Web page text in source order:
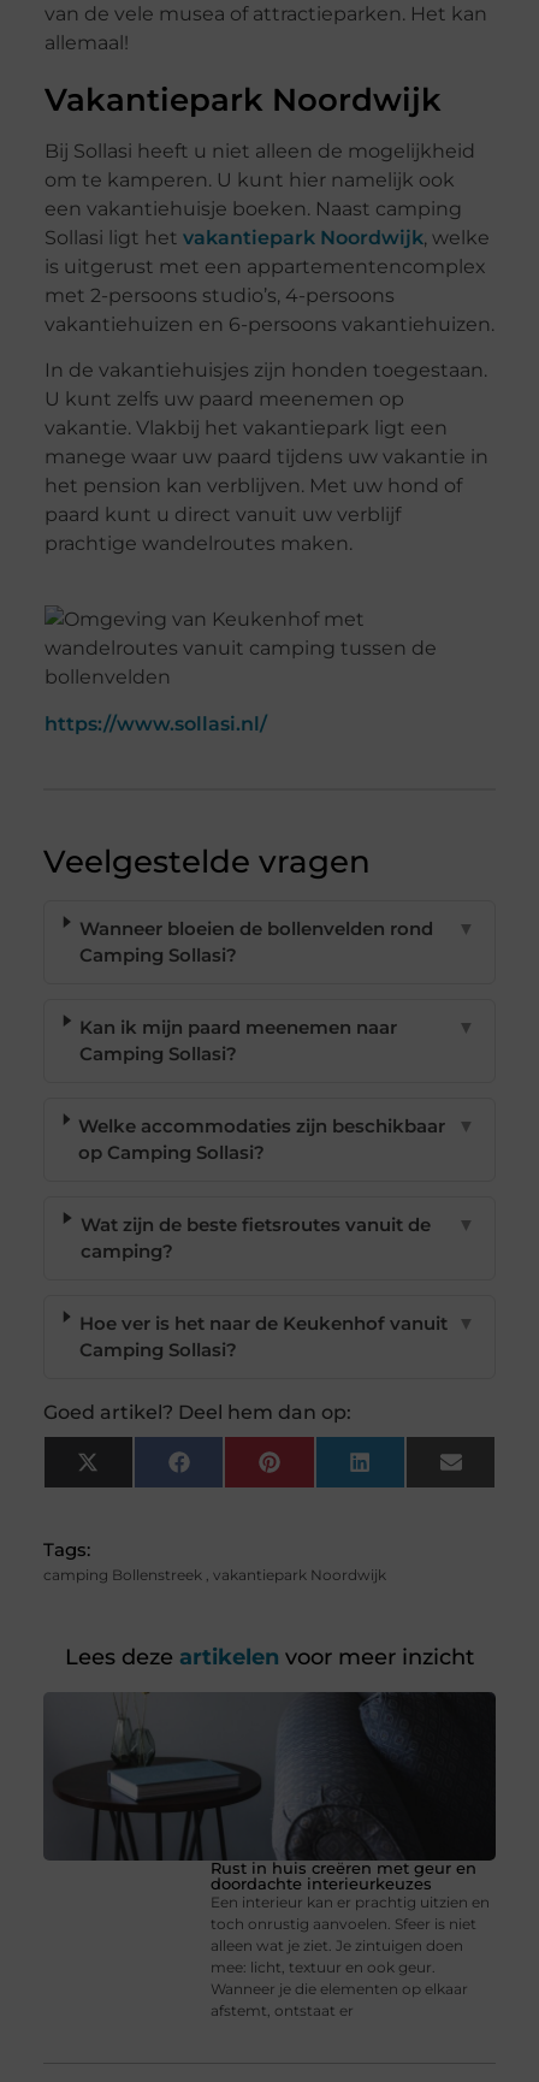
van de vele musea of attractieparken. Het kan
allemaal!
Vakantiepark Noordwijk
Bij Sollasi heeft u niet alleen de mogelijkheid
om te kamperen. U kunt hier namelijk ook
een vakantiehuisje boeken. Naast camping
Sollasi ligt het vakantiepark Noordwijk, welke
is uitgerust met een appartementencomplex
met 2-persoons studio’s, 4-persoons
vakantiehuizen en 6-persoons vakantiehuizen.
In de vakantiehuisjes zijn honden toegestaan.
U kunt zelfs uw paard meenemen op
vakantie. Vlakbij het vakantiepark ligt een
manege waar uw paard tijdens uw vakantie in
het pension kan verblijven. Met uw hond of
paard kunt u direct vanuit uw verblijf
prachtige wandelroutes maken.
https://www.sollasi.nl/
Veelgestelde vragen
Wanneer bloeien de bollenvelden rond
Camping Sollasi?
▼
Kan ik mijn paard meenemen naar
Camping Sollasi?
▼
Welke accommodaties zijn beschikbaar
op Camping Sollasi?
▼
Wat zijn de beste fietsroutes vanuit de
camping?
▼
Hoe ver is het naar de Keukenhof vanuit
Camping Sollasi?
▼
Goed artikel? Deel hem dan op:
X
(Twitter)
FacebookPinterest LinkedIn Email
Tags:
camping Bollenstreek, vakantiepark Noordwijk
Lees deze artikelen voor meer inzicht
Rust in huis creëren met geur en
doordachte interieurkeuzes
Een interieur kan er prachtig uitzien en
toch onrustig aanvoelen. Sfeer is niet
alleen wat je ziet. Je zintuigen doen
mee: licht, textuur en ook geur.
Wanneer je die elementen op elkaar
afstemt, ontstaat er